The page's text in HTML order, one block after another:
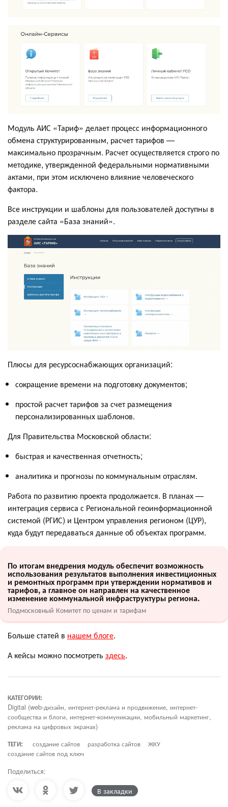
Модуль АИС «Тариф» делает процесс информационного
обмена структурированным, расчет тарифов —
максимально прозрачным. Расчет осуществляется строго по
методике, утвержденной федеральными нормативными
актами, при этом исключено влияние человеческого
фактора.
Все инструкции и шаблоны для пользователей доступны в
разделе сайта «База знаний».
Плюсы для ресурсоснабжающих организаций:
сокращение времени на подготовку документов;
простой расчет тарифов за счет размещения
персонализированных шаблонов.
Для Правительства Московской области:
быстрая и качественная отчетность;
аналитика и прогнозы по коммунальным отраслям.
Работа по развитию проекта продолжается. В планах —
интеграция сервиса с Региональной геоинформационной
системой (РГИС) и Центром управления регионом (ЦУР),
куда будут передаваться данные об объектах программ.
По итогам внедрения модуль обеспечит возможность
использования результатов выполнения инвестиционных
и ремонтных программ при утверждении нормативов и
тарифов, а главное он направлен на качественное
изменение коммунальной инфраструктуры региона.
Подмосковный Комитет по ценам и тарифам
Больше статей в нашем блоге.
А кейсы можно посмотреть здесь.
КАТЕГОРИИ:
Digital (web-дизайн, интернет-реклама и продвижение, интернет-
сообщества и блоги, интернет-коммуникации, мобильный маркетинг,
реклама на цифровых экранах)
ТЕГИ:
создание сайтов разработка сайтов
ЖКУ
создание сайтов под ключ
Поделиться:
В закладки